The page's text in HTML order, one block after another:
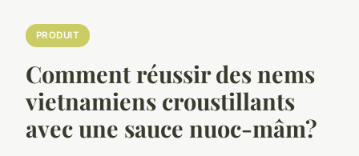
PRODUIT
Comment réussir des nems
vietnamiens croustillants
avec une sauce nuoc-mâm?